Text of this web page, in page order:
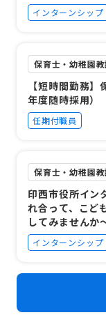
インターンシップ
保育士・幼稚園
【短時間勤務
年度随時採用）
任期付職員
保育士・幼稚園
印西市役所イン
れ合って、こど
してみませんか
インターンシップ